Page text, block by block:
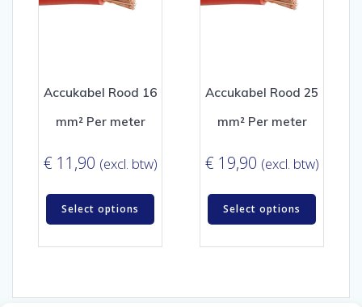
Accukabel Rood 16
mm² Per meter
€ 11,90 (excl. btw)
Select options
Accukabel Rood 25
mm² Per meter
€ 19,90 (excl. btw)
Select options